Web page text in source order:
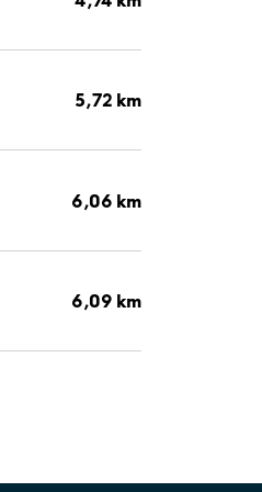
5,72 km
6,06 km
6,09 km